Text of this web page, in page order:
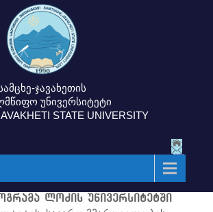
ჯავახეთის
უნივერსიტეტი
STATE UNIVERSITY
ლოძის უნივერსიტეტში